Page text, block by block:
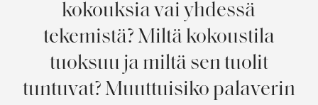
kokouksia vai yhdessä
tekemistä? Miltä kokoustila
tuoksuu ja miltä sen tuolit
tuntuvat? Muuttuisiko palaverin